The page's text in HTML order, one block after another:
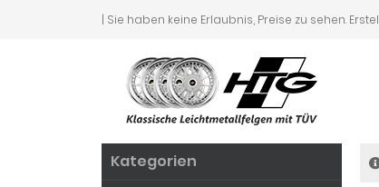
| Sie haben keine Erlaubnis, Preise zu sehen.
Kategorien